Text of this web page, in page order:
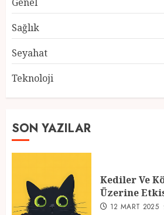
Sağlık
Seyahat
Teknoloji
SON YAZILAR
5
1
2025 En İyi
Kediler Ve
Üzerine
12 MART 2025